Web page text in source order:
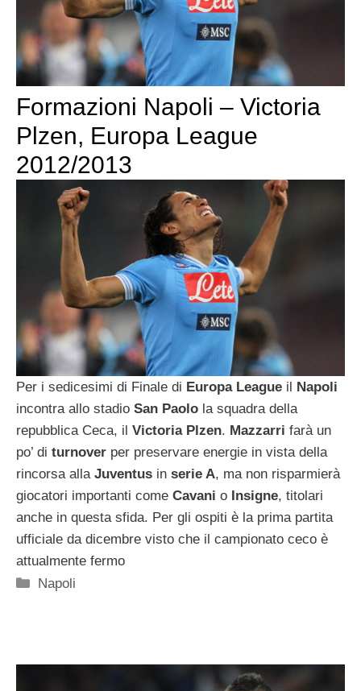
Formazioni Napoli – Victoria
Plzen, Europa League
2012/2013
Per i sedicesimi di Finale di Europa League il Napoli
incontra allo stadio San Paolo la squadra della
repubblica Ceca, il Victoria Plzen. Mazzarri farà un
po’ di turnover per preservare energie in vista della
rincorsa alla Juventus in serie A, ma non risparmierà
giocatori importanti come Cavani o Insigne, titolari
anche in questa sfida. Per gli ospiti è la prima partita
ufficiale da dicembre visto che il campionato ceco è
attualmente fermo
Categorie
Napoli